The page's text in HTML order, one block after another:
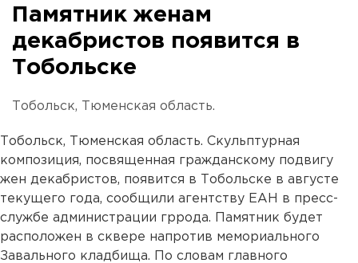
Памятник женам
декабристов появится в
Тобольске
Тобольск, Тюменская область.
Тобольск, Тюменская область. Скульптурная
композиция, посвященная гражданскому подвигу
жен декабристов, появится в Тобольске в августе
текущего года, сообщили агентству ЕАН в пресс-
службе администрации гррода. Памятник будет
расположен в сквере напротив мемориального
Завального кладбища. По словам главного